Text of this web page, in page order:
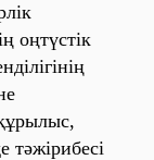
оңтүстік
тәжірибесі